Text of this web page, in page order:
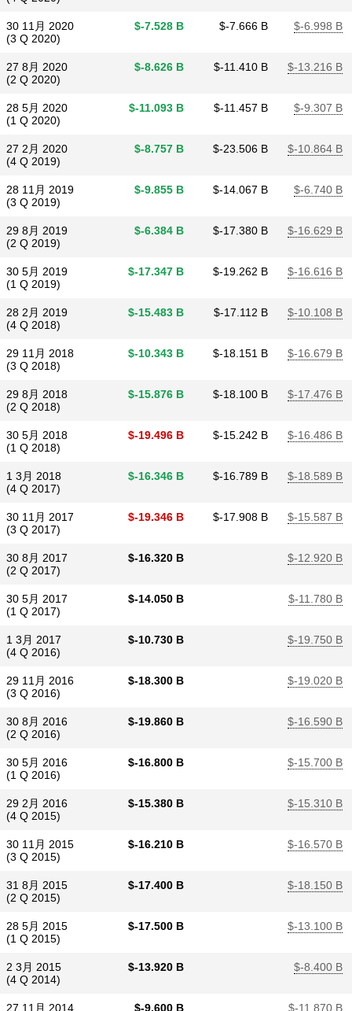
30 11月 2020
(3 Q 2020)
$​-7.528 B $​-7.666 B $​-6.998 B
27 8月 2020
(2 Q 2020)
$​-8.626 B $​-11.410 B $​-13.216 B
28 5月 2020
(1 Q 2020)
$​-11.093 B $​-11.457 B $​-9.307 B
27 2月 2020
(4 Q 2019)
$​-8.757 B $​-23.506 B $​-10.864 B
28 11月 2019
(3 Q 2019)
$​-9.855 B $​-14.067 B $​-6.740 B
29 8月 2019
(2 Q 2019)
$​-6.384 B $​-17.380 B $​-16.629 B
30 5月 2019
(1 Q 2019)
$​-17.347 B $​-19.262 B $​-16.616 B
28 2月 2019
(4 Q 2018)
$​-15.483 B $​-17.112 B $​-10.108 B
29 11月 2018
(3 Q 2018)
$​-10.343 B $​-18.151 B $​-16.679 B
29 8月 2018
(2 Q 2018)
$​-15.876 B $​-18.100 B $​-17.476 B
30 5月 2018
(1 Q 2018)
$​-19.496 B $​-15.242 B $​-16.486 B
1 3月 2018
(4 Q 2017)
$​-16.346 B $​-16.789 B $​-18.589 B
30 11月 2017
(3 Q 2017)
$​-19.346 B $​-17.908 B $​-15.587 B
30 8月 2017
(2 Q 2017)
$​-16.320 B $​-12.920 B
30 5月 2017
(1 Q 2017)
$​-14.050 B $​-11.780 B
1 3月 2017
(4 Q 2016)
$​-10.730 B $​-19.750 B
29 11月 2016
(3 Q 2016)
$​-18.300 B $​-19.020 B
30 8月 2016
(2 Q 2016)
$​-19.860 B $​-16.590 B
30 5月 2016
(1 Q 2016)
$​-16.800 B $​-15.700 B
29 2月 2016
(4 Q 2015)
$​-15.380 B $​-15.310 B
30 11月 2015
(3 Q 2015)
$​-16.210 B $​-16.570 B
31 8月 2015
(2 Q 2015)
$​-17.400 B $​-18.150 B
28 5月 2015
(1 Q 2015)
$​-17.500 B $​-13.100 B
2 3月 2015
(4 Q 2014)
$​-13.920 B $​-8.400 B
27 11月 2014 $​-9.600 B $​-11.870 B